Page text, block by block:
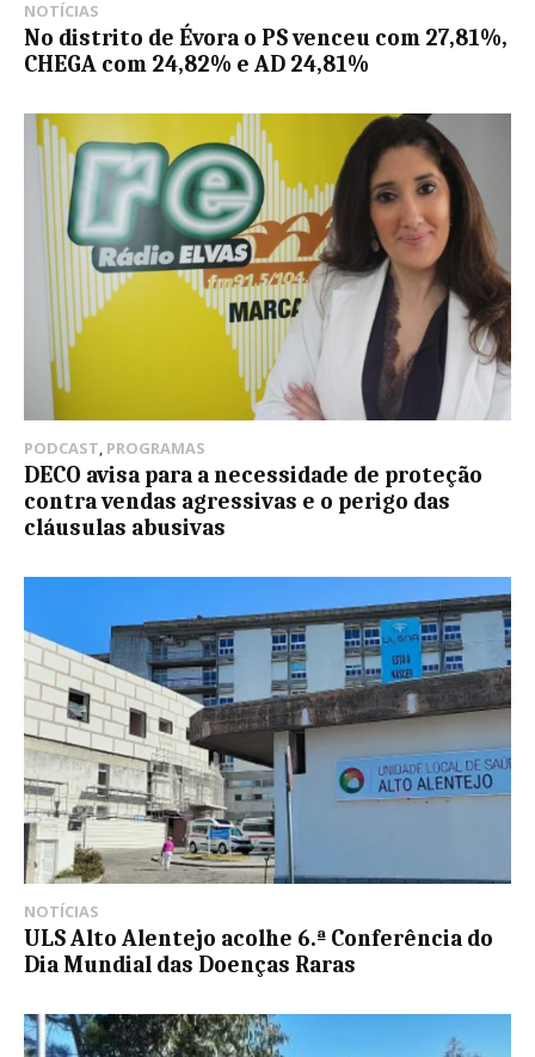
NOTÍCIAS
No distrito de Évora o PS venceu com 27,81%,
CHEGA com 24,82% e AD 24,81%
PODCAST, PROGRAMAS
DECO avisa para a necessidade de proteção
contra vendas agressivas e o perigo das
cláusulas abusivas
NOTÍCIAS
ULS Alto Alentejo acolhe 6.ª Conferência do
Dia Mundial das Doenças Raras